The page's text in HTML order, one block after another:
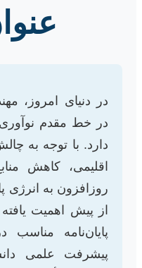
در دنیای امروز،
در خط مقدم
دارد. با توجه به
اقلیمی، کاهش
روزافزون به انرژی
از پیش اهمیت
پایان‌نامه مناسب
پیشرفت علمی